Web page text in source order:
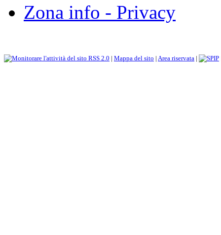
Zona info - Privacy
RSS 2.0 | Mappa del sito | Area riservata |